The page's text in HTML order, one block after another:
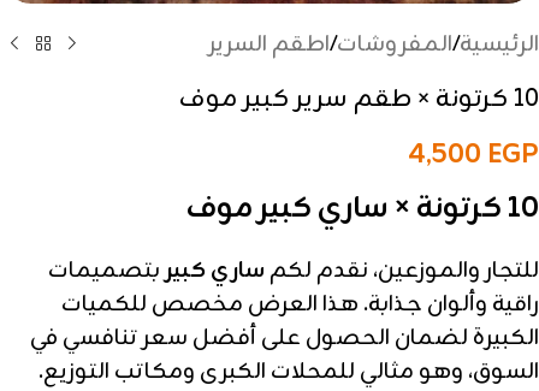
الرئيسية/المفروشات/اطقم السرير
10 كرتونة × طقم سرير كبير موف
4,500 EGP
10 كرتونة × ساري كبير موف
للتجار والموزعين، نقدم لكم ساري كبيربتصميمات
راقية وألوان جذابة. هذا العرض مخصص للكميات
الكبيرة لضمان الحصول على أفضل سعر تنافسي في
السوق، وهو مثالي للمحلات الكبرى ومكاتب التوزيع.